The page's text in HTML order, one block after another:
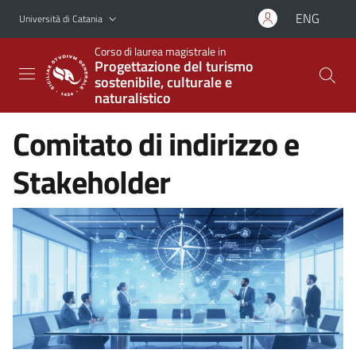
Vai al contenuto principale
Vai al menu di navigazione
Università di Catania ENG
Corso di laurea magistrale in
Progettazione del turismo
sostenibile, culturale e
naturalistico
Comitato di indirizzo e
Stakeholder